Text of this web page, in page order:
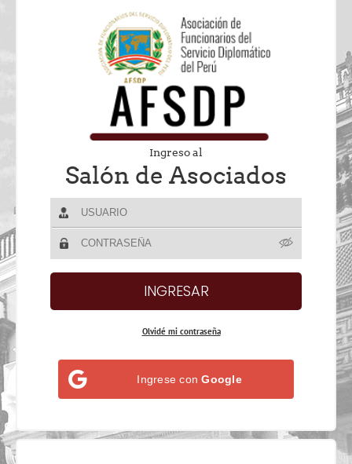
Ingreso al
Salón de Asociados
Olvidé mi contraseña
Ingrese conGoogle